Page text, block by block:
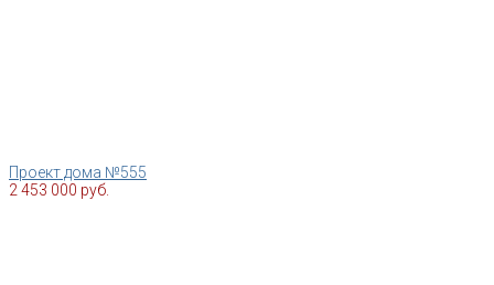
Проект дома №555
2 453 000 руб.